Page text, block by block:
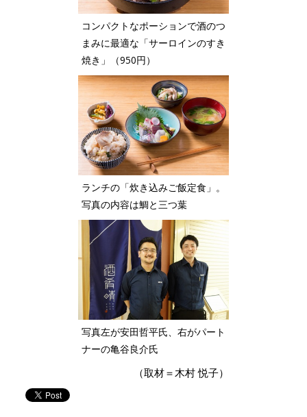
コンパクトなポーションで酒のつ
まみに最適な「サーロインのすき
焼き」（950円）
ランチの「炊き込みご飯定食」。
写真の内容は鯛と三つ葉
写真左が安田哲平氏、右がパート
ナーの亀谷良介氏
（取材＝木村 悦子）